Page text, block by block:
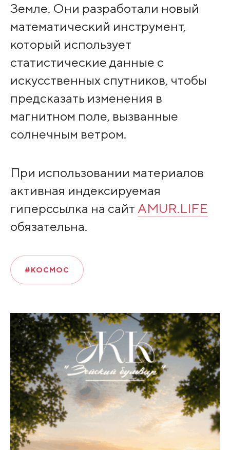
Земле. Они разработали новый
математический инструмент,
который использует
статистические данные с
искусственных спутников, чтобы
предсказать изменения в
магнитном поле, вызванные
солнечным ветром.
При использовании материалов
активная индексируемая
гиперссылка на сайт AMUR.LIFE
обязательна.
#КОСМОС